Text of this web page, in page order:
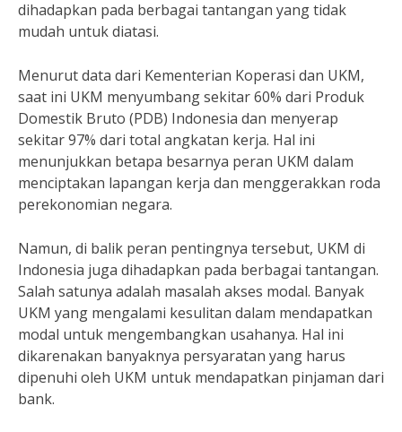
dihadapkan pada berbagai tantangan yang tidak
mudah untuk diatasi.
Menurut data dari Kementerian Koperasi dan UKM,
saat ini UKM menyumbang sekitar 60% dari Produk
Domestik Bruto (PDB) Indonesia dan menyerap
sekitar 97% dari total angkatan kerja. Hal ini
menunjukkan betapa besarnya peran UKM dalam
menciptakan lapangan kerja dan menggerakkan roda
perekonomian negara.
Namun, di balik peran pentingnya tersebut, UKM di
Indonesia juga dihadapkan pada berbagai tantangan.
Salah satunya adalah masalah akses modal. Banyak
UKM yang mengalami kesulitan dalam mendapatkan
modal untuk mengembangkan usahanya. Hal ini
dikarenakan banyaknya persyaratan yang harus
dipenuhi oleh UKM untuk mendapatkan pinjaman dari
bank.